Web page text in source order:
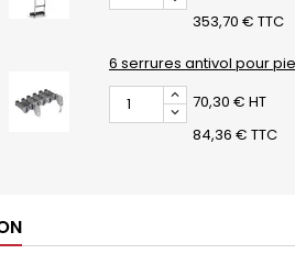
353,70 € TTC
6 serrures antivol pour
70,30 € HT
84,36 € TTC